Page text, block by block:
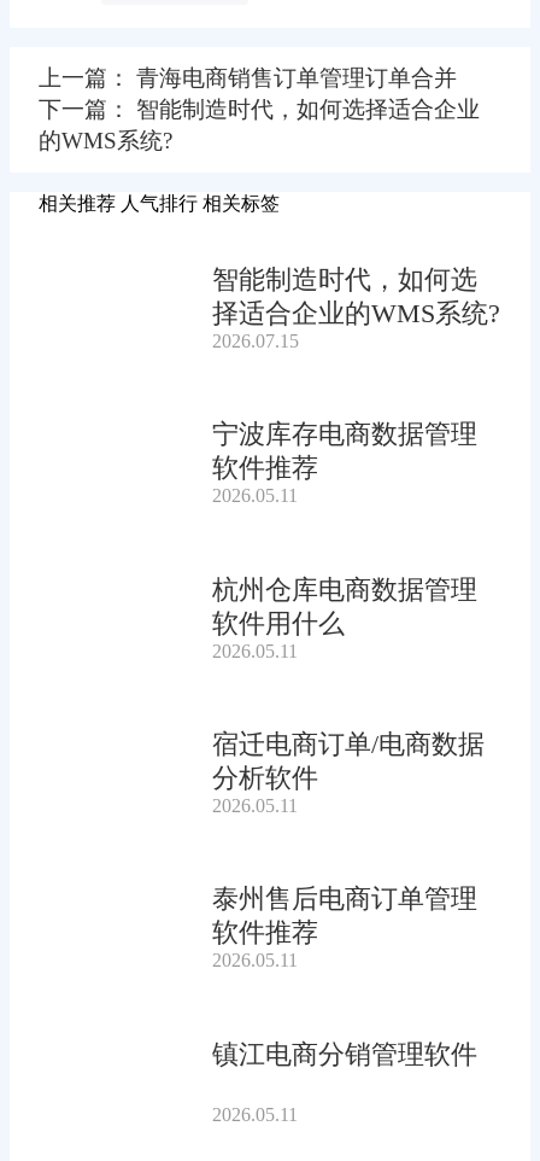
上一篇： 青海电商销售订单管理订单合并
下一篇： 智能制造时代，如何选择适合企业
的WMS系统?
相关推荐 人气排行 相关标签
智能制造时代，如何选
择适合企业的WMS系统?
2026.07.15
宁波库存电商数据管理
软件推荐
2026.05.11
杭州仓库电商数据管理
软件用什么
2026.05.11
宿迁电商订单/电商数据
分析软件
2026.05.11
泰州售后电商订单管理
软件推荐
2026.05.11
镇江电商分销管理软件
2026.05.11